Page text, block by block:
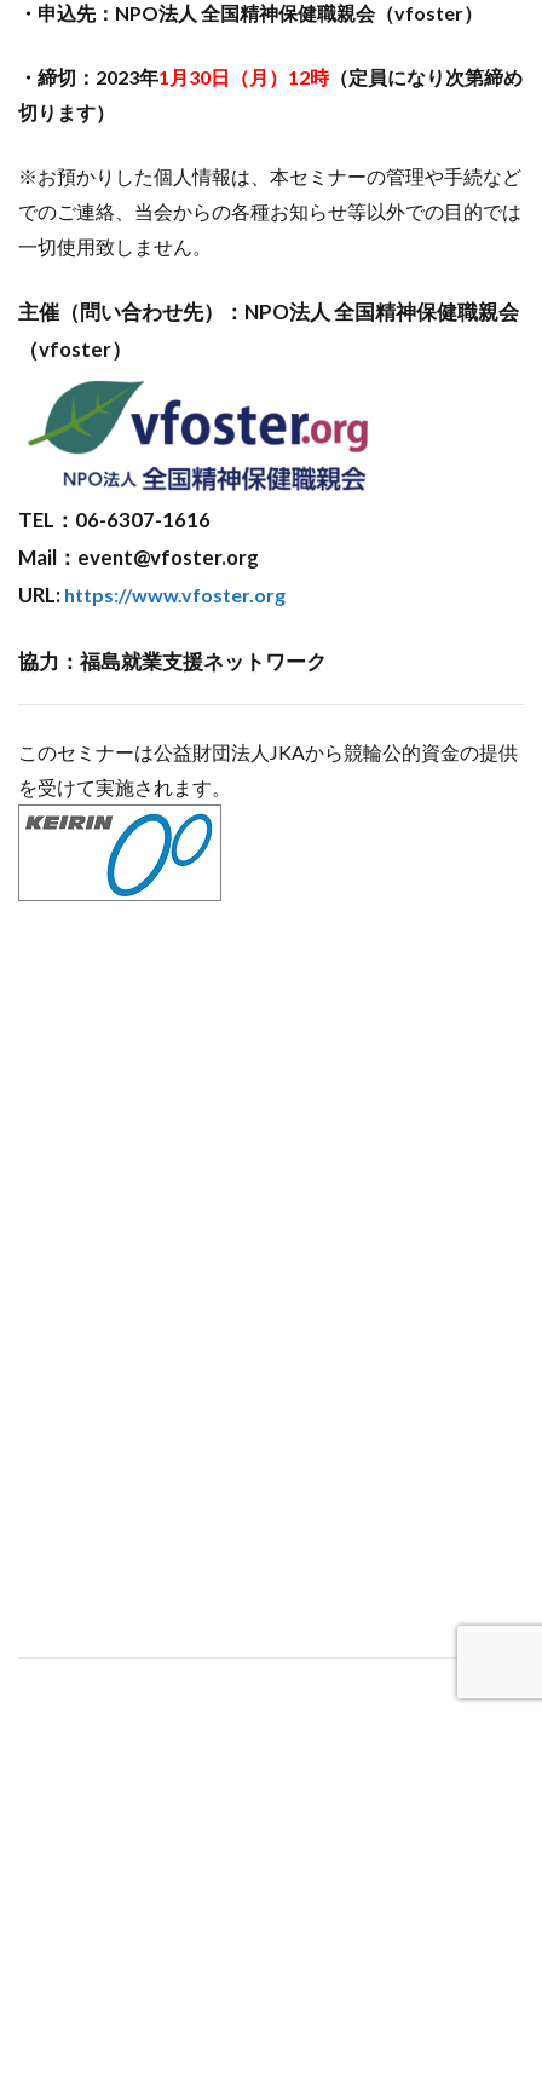
・申込先：NPO法人 全国精神保健職親会（vfoster）
・締切：2023年1月30日（月）12時（定員になり次第締め
切ります）
※お預かりした個人情報は、本セミナーの管理や手続など
でのご連絡、当会からの各種お知らせ等以外での目的では
一切使用致しません。
主催（問い合わせ先）：NPO法人 全国精神保健職親会
（vfoster）
TEL：06-6307-1616
Mail：event@vfoster.org
URL: https://www.vfoster.org
協力：福島就業支援ネットワーク
このセミナーは公益財団法人JKAから競輪公的資金の提供
を受けて実施されます。